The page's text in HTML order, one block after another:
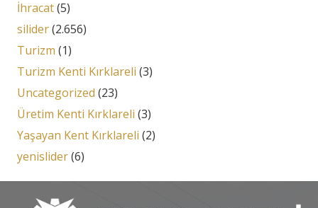
İhracat(5)
silider(2.656)
Turizm (1)
Turizm Kenti Kırklareli (3)
Uncategorized (23)
Üretim Kenti Kırklareli (3)
Yaşayan Kent Kırklareli (2)
yenislider(6)